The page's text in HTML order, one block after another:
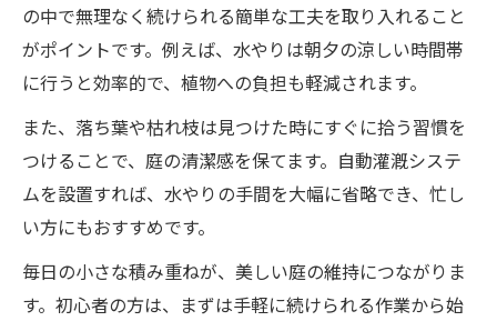
の中で無理なく続けられる簡単な工夫を取り入れること
がポイントです。例えば、水やりは朝夕の涼しい時間帯
に行うと効率的で、植物への負担も軽減されます。
また、落ち葉や枯れ枝は見つけた時にすぐに拾う習慣を
つけることで、庭の清潔感を保てます。自動灌漑システ
ムを設置すれば、水やりの手間を大幅に省略でき、忙し
い方にもおすすめです。
毎日の小さな積み重ねが、美しい庭の維持につながりま
す。初心者の方は、まずは手軽に続けられる作業から始